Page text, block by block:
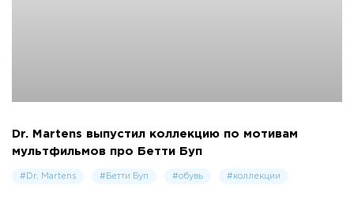
Dr. Martens выпустил коллекцию по мотивам
мультфильмов про Бетти Буп
#Dr. Martens #Бетти Буп #обувь #коллекции